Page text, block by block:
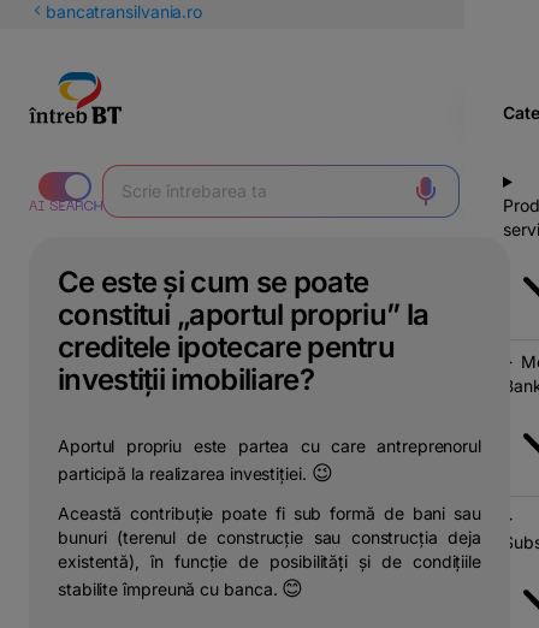
latineștibancatransilvania.ro
Ce este și cum se poate
constitui „aportul propriu” la
creditele ipotecare pentru
investiții imobiliare?
Aportul propriu este partea cu care antreprenorul
participă la realizarea investiției. 😉
Această contribuție poate fi sub formă de bani sau
bunuri (terenul de construcție sau construcția deja
existentă), în funcție de posibilități și de condițiile
stabilite împreună cu banca. 😊